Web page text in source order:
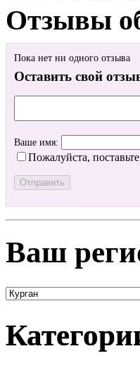
Отзывы
Пока нет ни одного отзыва
Оставить свой
Ваше имя:
Пожалуйста, поставьте
Ваш